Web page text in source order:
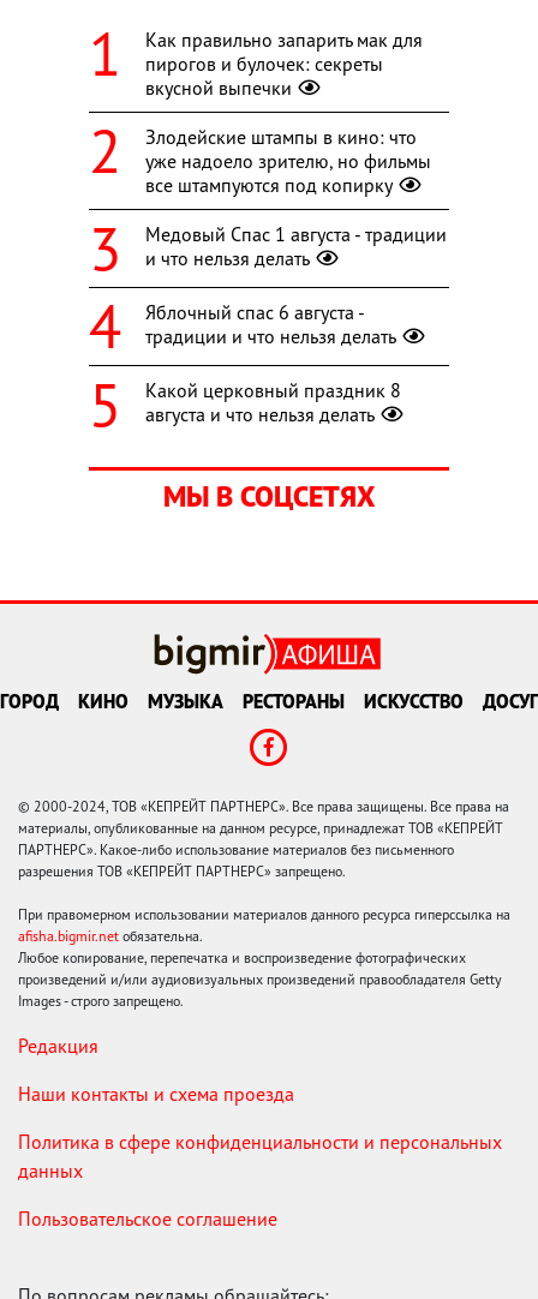
Как правильно запарить мак для
пирогов и булочек: секреты
вкусной выпечки
Злодейские штампы в кино: что
уже надоело зрителю, но фильмы
все штампуются под копирку
Медовый Спас 1 августа - традиции
и что нельзя делать
Яблочный спас 6 августа -
традиции и что нельзя делать
Какой церковный праздник 8
августа и что нельзя делать
МЫ В СОЦСЕТЯХ
ГОРОД КИНО МУЗЫКА РЕСТОРАНЫ ИСКУССТВО ДОСУГ
© 2000-2024, ТОВ «КЕПРЕЙТ ПАРТНЕРС». Все права защищены. Все права на
материалы, опубликованные на данном ресурсе, принадлежат ТОВ «КЕПРЕЙТ
ПАРТНЕРС». Какое-либо использование материалов без письменного
разрешения ТОВ «КЕПРЕЙТ ПАРТНЕРС» запрещено.
При правомерном использовании материалов данного ресурса гиперссылка на
afisha.bigmir.net обязательна.
Любое копирование, перепечатка и воспроизведение фотографических
произведений и/или аудиовизуальных произведений правообладателя Getty
Images - строго запрещено.
Редакция
Наши контакты и схема проезда
Политика в сфере конфиденциальности и персональных
данных
Пользовательское соглашение